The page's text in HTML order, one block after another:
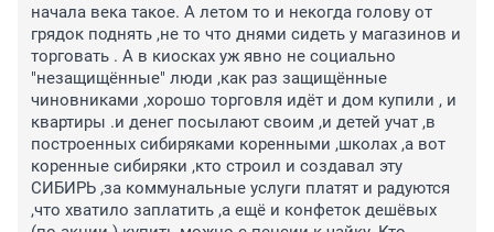
начала века такое. А летом то и некогда голову от
грядок поднять ,не то что днями сидеть у магазинов и
торговать . А в киосках уж явно не социально
"незащищённые" люди ,как раз защищённые
чиновниками ,хорошо торговля идёт и дом купили , и
квартиры .и денег посылают своим ,и детей учат ,в
построенных сибиряками коренными ,школах ,а вот
коренные сибиряки ,кто строил и создавал эту
СИБИРЬ ,за коммунальные услуги платят и радуются
,что хватило заплатить ,а ещё и конфеток дешёвых